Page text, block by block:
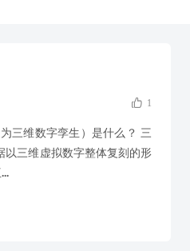
 1
三维数字孪生）是什么？ 三
以三维虚拟数字整体复刻的形